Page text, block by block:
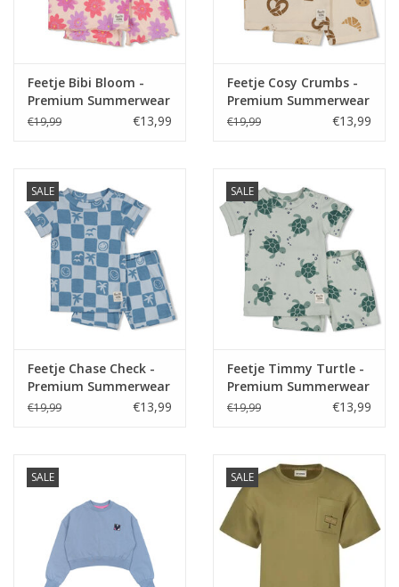
Feetje Bibi Bloom -
Premium Summerwear
by Feetje Lila
€19,99 €13,99
Feetje Cosy Crumbs -
Premium Summerwear
by Feetje Offwhite
€19,99 €13,99
SALE
Feetje Chase Check -
Premium Summerwear
by Feetje Blauw
€19,99 €13,99
SALE
Feetje Timmy Turtle -
Premium Summerwear
by Feetje Mint
€19,99 €13,99
SALE SALE